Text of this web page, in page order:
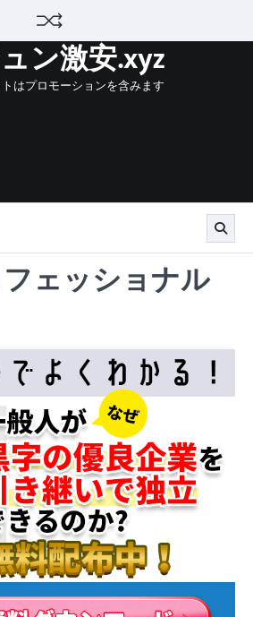
ン激安.xyz
トはプロモーションを含みます
ェッショナル